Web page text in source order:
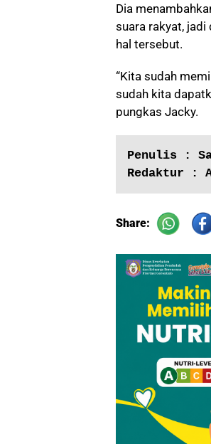
Dia
suara rakyat,
hal tersebut.
“Kita sudah
sudah kita
pungkas Jacky.
Penulis :
Redaktur :
Share: